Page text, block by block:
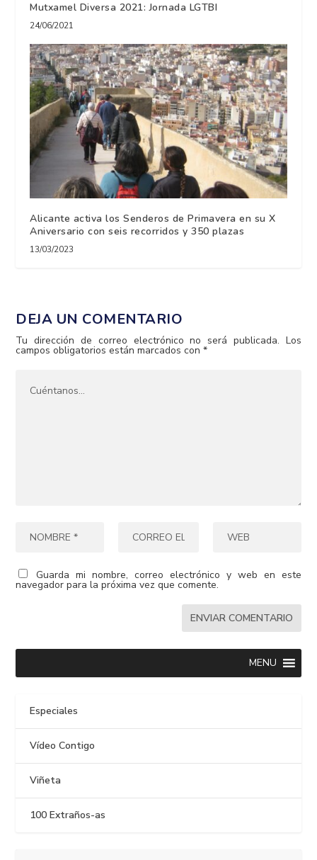
Mutxamel Diversa 2021: Jornada LGTBI
24/06/2021
Alicante activa los Senderos de Primavera en su X
Aniversario con seis recorridos y 350 plazas
13/03/2023
DEJA UN COMENTARIO
Tu dirección de correo electrónico no será publicada. Los
campos obligatorios están marcados con*
Guarda mi nombre, correo electrónico y web en este
navegador para la próxima vez que comente.
MENU
Especiales
Vídeo Contigo
Viñeta
100 Extraños-as